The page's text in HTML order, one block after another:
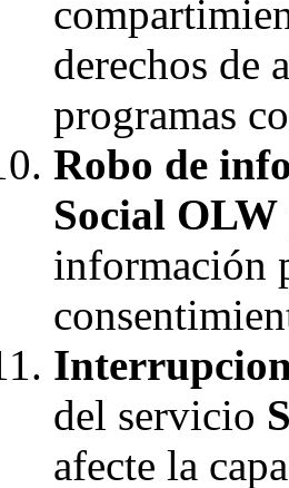
derechos de
programas
Robo de
Social OLW
información
del servicio
afecte la